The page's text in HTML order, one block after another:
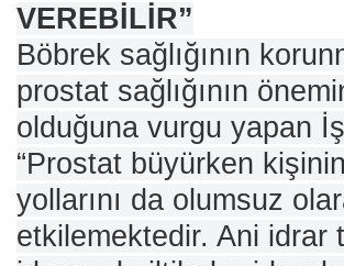
VEREBİLİR”
Böbrek sağlığının
prostat sağlığının
olduğuna vurgu yapan
“Prostat büyürken
yollarını da olumsuz
etkilemektedir. Ani idrar